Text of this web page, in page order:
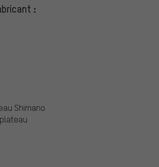
:
Shimano